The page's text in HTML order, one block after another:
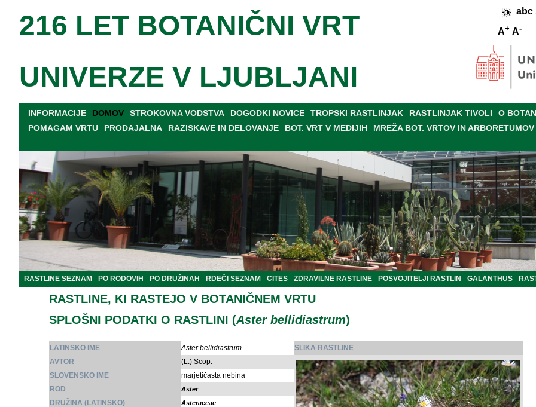
abc
A+ A-
216 LET BOTANIČNI VRT
UNIVERZE V LJUBLJANI
INFORMACIJE DOMOV STROKOVNA VODSTVA DOGODKI NOVICE TROPSKI RASTLINJAK RASTLINJAK TIVOLI O
POMAGAM VRTU
PRODAJALNA RAZISKAVE IN DELOVANJE BOT. VRT V MEDIJIH MREŽA BOT. VRTOV IN ARBORETUMOV
RASTLINE SEZNAM PO RODOVIH PO DRUŽINAH RDEČI SEZNAM CITES ZDRAVILNE RASTLINE POSVOJITELJI RASTLIN GALANTHUS
RASTLINE, KI RASTEJO V BOTANIČNEM VRTU
SPLOŠNI PODATKI O RASTLINI (Aster bellidiastrum)
LATINSKO IME
Aster bellidiastrum
AVTOR
(L.) Scop.
SLOVENSKO IME
marjetičasta nebina
ROD
Aster
DRUŽINA (LATINSKO) Asteraceae
SLIKA RASTLINE